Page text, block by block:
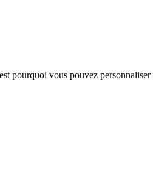
pourquoi vous pouvez